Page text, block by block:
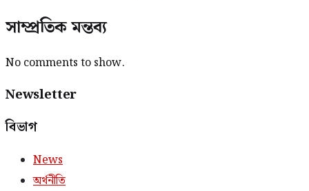
সাম্প্রতিক মন্তব্য
No comments to show.
Newsletter
বিভাগ
News
অর্থনীতি